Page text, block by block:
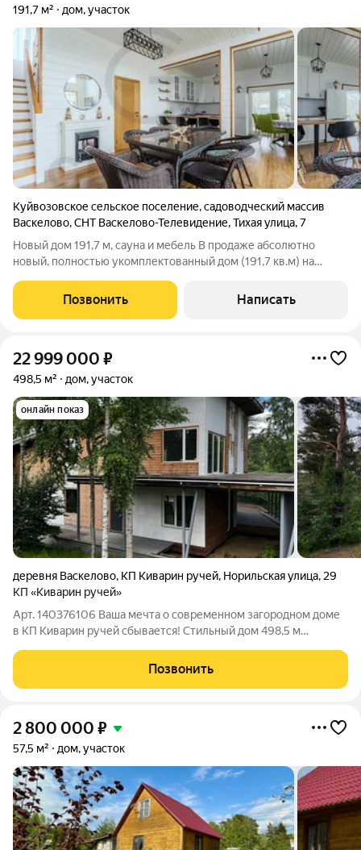
191,7 м² дом, участок
Куйвозовское сельское поселение,садоводческий массив
Васкелово,СНТ Васкелово-Телевидение,Тихая улица,7
Новый дом 191,7 м, сауна и мебель В продаже абсолютно
новый, полностью укомплектованный дом (191,7 кв.м) на
улице в обжитом массиве, всего в 5 минутах неспешной
прогулки от Юшкеловского озера.
Позвонить Написать
22 999 000 ₽
498,5 м² дом, участок
онлайн показ
деревня Васкелово, КП Киварин ручей, Норильская улица, 29
КП «Киварин ручей»
Арт. 140376106 Ваша мечта о современном загородном доме
в КП Киварин ручей сбывается! Стильный дом 498,5 м
11,9%: вaшa возможность сэконoмить миллионы! Ищeте
идeальное жилье или выгодный объeкт
Позвонить
2 800 000 ₽
57,5 м² дом, участок